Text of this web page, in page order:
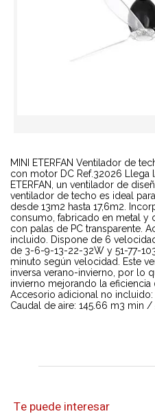
MINI ETERFAN Ventilador de
con motor DC Ref.32026 Llega
ETERFAN, un ventilador de
ventilador de techo es ideal
desde 13m2 hasta 17,6m2.
consumo, fabricado en metal
con palas de PC transparente.
incluido. Dispone de 6
de 3-6-9-13-22-32W y 51-77-
minuto según velocidad. Este
inversa verano-invierno, por lo
invierno mejorando la eficiencia
Accesorio adicional no incluido:
Caudal de aire: 145.66 m3 min /
Te puede interesar